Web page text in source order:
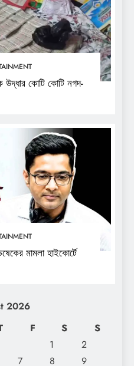
উদ্ধার কোটি কোটি নগদ-
মামলা হাইকোর্টে
2026
F S
S
1
2
7 8 9